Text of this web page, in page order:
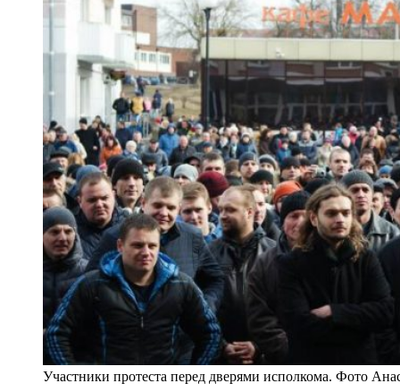
Участники протеста перед дверями исполкома. Фото